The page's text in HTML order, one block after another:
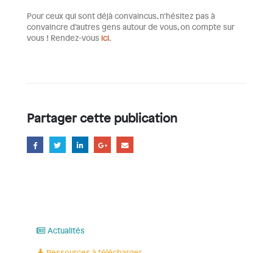
Pour ceux qui sont déjà convaincus, n’hésitez pas à
convaincre d’autres gens autour de vous, on compte sur
vous ! Rendez-vousici.
Partager cette publication
Actualités